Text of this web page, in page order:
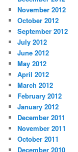
November 2012
October 2012
September 2012
July 2012
June 2012
May 2012
April 2012
March 2012
February 2012
January 2012
December 2011
November 2011
October 2011
December 2010